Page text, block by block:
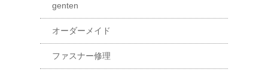
genten
オーダーメイド
ファスナー修理